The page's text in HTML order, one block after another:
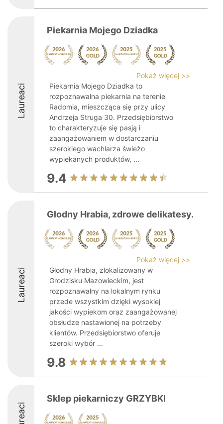
Laureaci
Piekarnia Mojego Dziadka
Pokaż więcej >>
Piekarnia Mojego Dziadka to
rozpoznawalna piekarnia na terenie
Radomia, mieszcząca się przy ulicy
Andrzeja Struga 30. Przedsiębiorstwo
to charakteryzuje się pasją i
zaangażowaniem w dostarczaniu
szerokiego wachlarza świeżo
wypiekanych produktów, ...
9.4
Laureaci
Głodny Hrabia, zdrowe delikatesy.
Pokaż więcej >>
Głodny Hrabia, zlokalizowany w
Grodzisku Mazowieckim, jest
rozpoznawalny na lokalnym rynku
przede wszystkim dzięki wysokiej
jakości wypiekom oraz zaangażowanej
obsłudze nastawionej na potrzeby
klientów. Przedsiębiorstwo oferuje
szeroki wybór ...
9.8
Sklep piekarniczy GRZYBKI